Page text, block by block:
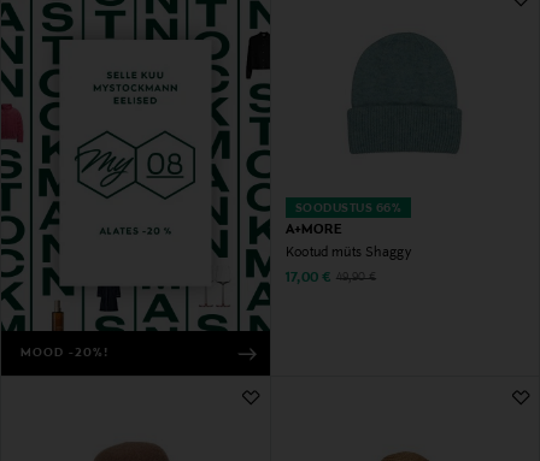
MOOD -20%!
SOODUSTUS 66%
A+MORE
Kootud müts Shaggy
Discounted Price
17,00 € Original Price
49,90 €